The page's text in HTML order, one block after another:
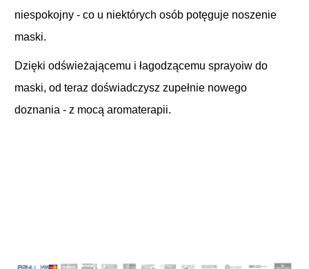
niespokojny - co u niektórych osób potęguje noszenie
maski.
Dzięki odświeżającemu i łagodzącemu sprayoiw do
maski, od teraz doświadczysz zupełnie nowego
doznania - z mocą aromaterapii.